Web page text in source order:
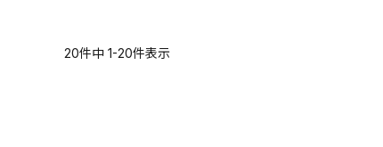
20件中 1-20件表示